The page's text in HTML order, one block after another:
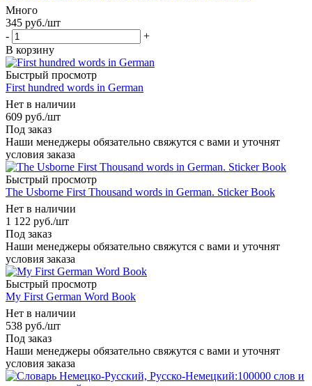
Много
345 руб./шт
-
+
В корзину
Быстрый просмотр
First hundred words in German
Нет в наличии
609 руб./шт
Под заказ
Наши менеджеры обязательно свяжутся с вами и уточнят
условия заказа
Быстрый просмотр
The Usborne First Thousand words in German. Sticker Book
Нет в наличии
1 122 руб./шт
Под заказ
Наши менеджеры обязательно свяжутся с вами и уточнят
условия заказа
Быстрый просмотр
My First German Word Book
Нет в наличии
538 руб./шт
Под заказ
Наши менеджеры обязательно свяжутся с вами и уточнят
условия заказа